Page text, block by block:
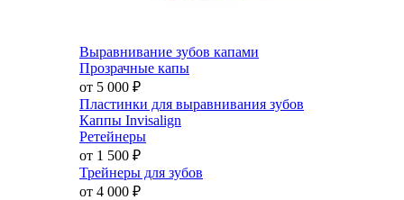
Выравнивание зубов капами
Прозрачные капы
от 5 000 ₽
Пластинки для выравнивания зубов
Каппы Invisalign
Ретейнеры
от 1 500 ₽
Трейнеры для зубов
от 4 000 ₽